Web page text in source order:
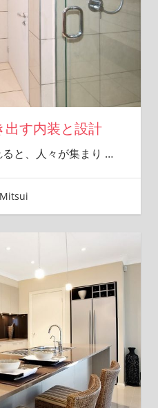
出す内装と設計
と、人々が集まり …
Mitsui